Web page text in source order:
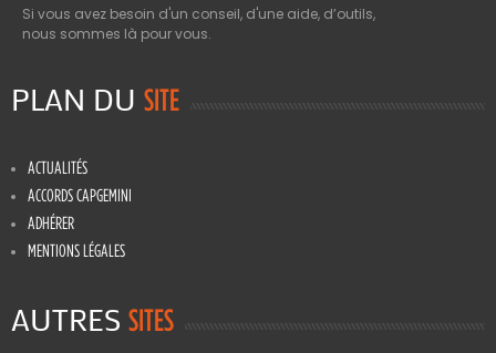
Si vous avez besoin d'un conseil, d'une aide, d’outils,
nous sommes là pour vous.
PLAN DU SITE
ACTUALITÉS
ACCORDS CAPGEMINI
ADHÉRER
MENTIONS LÉGALES
AUTRES SITES